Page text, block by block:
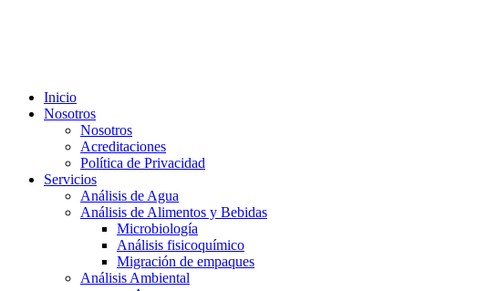
Inicio
Nosotros
Nosotros
Acreditaciones
Política de Privacidad
Servicios
Análisis de Agua
Análisis de Alimentos y Bebidas
Microbiología
Análisis fisicoquímico
Migración de empaques
Análisis Ambiental